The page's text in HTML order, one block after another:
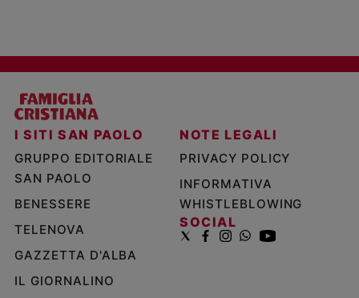
I SITI SAN PAOLO
GRUPPO EDITORIALE
SAN PAOLO
BENESSERE
TELENOVA
GAZZETTA D'ALBA
IL GIORNALINO
NOTE LEGALI
PRIVACY POLICY
INFORMATIVA
WHISTLEBLOWING
SOCIAL